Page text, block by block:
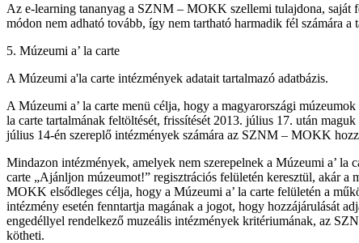
Az e-learning tananyag a SZNM – MOKK szellemi tulajdona, saját
módon nem adható tovább, így nem tartható harmadik fél számára a
5. Múzeumi a’ la carte
A Múzeumi a'la carte intézmények adatait tartalmazó adatbázis.
A Múzeumi a’ la carte menü célja, hogy a magyarországi
la carte tartalmának feltöltését, frissítését 2013. július 17. után
július 14-én szereplő intézmények számára az SZNM – MOKK
Mindazon intézmények, amelyek nem szerepelnek a Múzeumi a’ la
carte „Ajánljon múzeumot!” regisztrációs felületén keresztül, akár
MOKK elsődleges célja, hogy a Múzeumi a’ la carte felületén a
intézmény esetén fenntartja magának a jogot, hogy hozzájárulását
engedéllyel rendelkező muzeális intézmények kritériumának, az
kötheti.